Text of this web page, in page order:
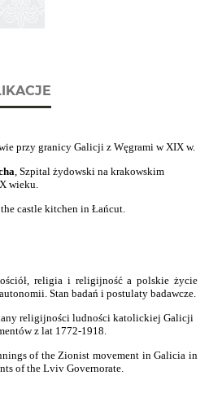
przy granicy Galicji z Węgrami w XIX w.
, Szpital żydowski na krakowskim
wieku.
castle kitchen in Łańcut.
religia i religijność a polskie życie
Stan badań i postulaty badawcze.
religijności ludności katolickiej Galicji
z lat 1772-1918.
of the Zionist movement in Galicia in
of the Lviv Governorate.